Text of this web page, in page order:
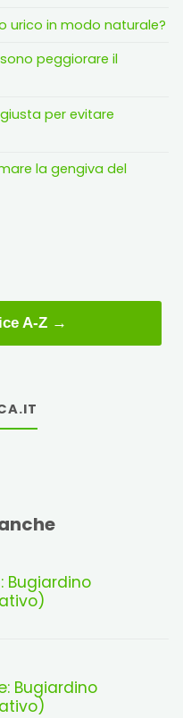
urico in modo naturale?
peggiorare il
per evitare
la gengiva del
A-Z →
Bugiardino
Bugiardino